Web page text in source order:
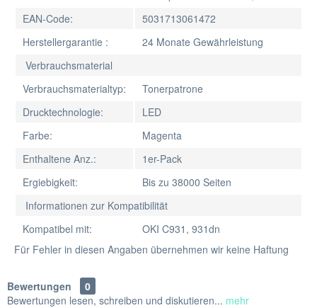
EAN-Code:
5031713061472
Herstellergarantie :
24 Monate Gewährleistung
Verbrauchsmaterial
Verbrauchsmaterialtyp:
Tonerpatrone
Drucktechnologie:
LED
Farbe:
Magenta
Enthaltene Anz.:
1er-Pack
Ergiebigkeit:
Bis zu 38000 Seiten
Informationen zur Kompatibilität
Kompatibel mit:
OKI C931, 931dn
Für Fehler in diesen Angaben übernehmen wir keine Haftung
Bewertungen
0
Bewertungen lesen, schreiben und diskutieren... mehr